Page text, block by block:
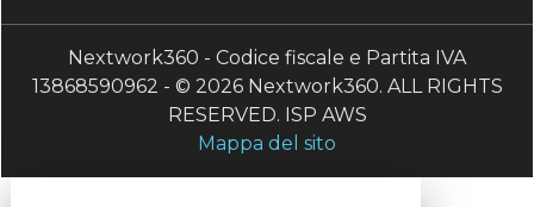
Nextwork360 - Codice fiscale e Partita IVA
13868590962 - © 2026 Nextwork360. ALL RIGHTS
RESERVED. ISP AWS
Mappa del sito